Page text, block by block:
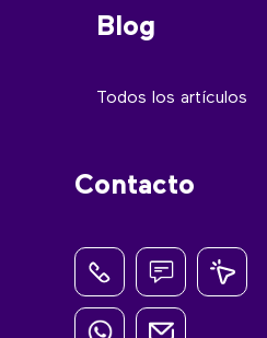
Blog
Todos los artículos
Contacto